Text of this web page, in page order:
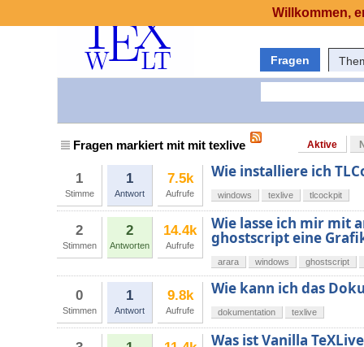
Fragen
Fragen markiert mit mit texlive Aktive
1
Stimme
1
Antwort
7.5k
Aufrufe
Wie installiere ich
windows texlive tlcockpit
2
Stimmen
2
Antworten
14.4k
Aufrufe
Wie lasse ich mir mit
ghostscript eine
arara windows ghostscript
0
Stimmen
1
Antwort
9.8k
Aufrufe
Wie kann ich das
dokumentation texlive
Was ist Vanilla
Willkommen,